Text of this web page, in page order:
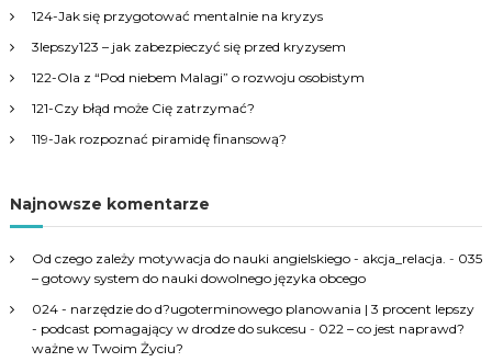
f
o
r
124-Jak się przygotować mentalnie na kryzys
3lepszy123 – jak zabezpieczyć się przed kryzysem
122-Ola z “Pod niebem Malagi” o rozwoju osobistym
121-Czy błąd może Cię zatrzymać?
119-Jak rozpoznać piramidę finansową?
Najnowsze komentarze
Od czego zależy motywacja do nauki angielskiego - akcja_relacja. - 035
– gotowy system do nauki dowolnego języka obcego
024 - narzędzie do d?ugoterminowego planowania | 3 procent lepszy
- podcast pomagający w drodze do sukcesu - 022 – co jest naprawd?
ważne w Twoim Życiu?